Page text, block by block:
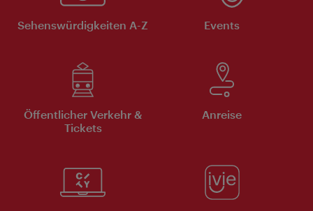
Sehenswürdigkeiten A-Z Events
Öffentlicher Verkehr &
Tickets
Anreise